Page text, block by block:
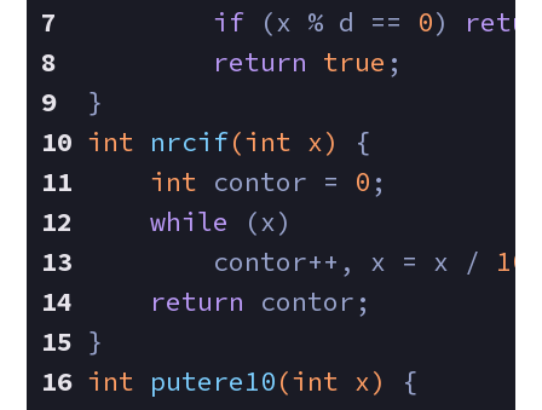
if (x % d == 0)
return true ;
}
int nrcif(int x)
{
int contor = 0 ;
while (x)
        contor++, x = x /
10
return contor;
}
int putere10(int x)
{